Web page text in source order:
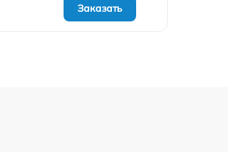
Заказать